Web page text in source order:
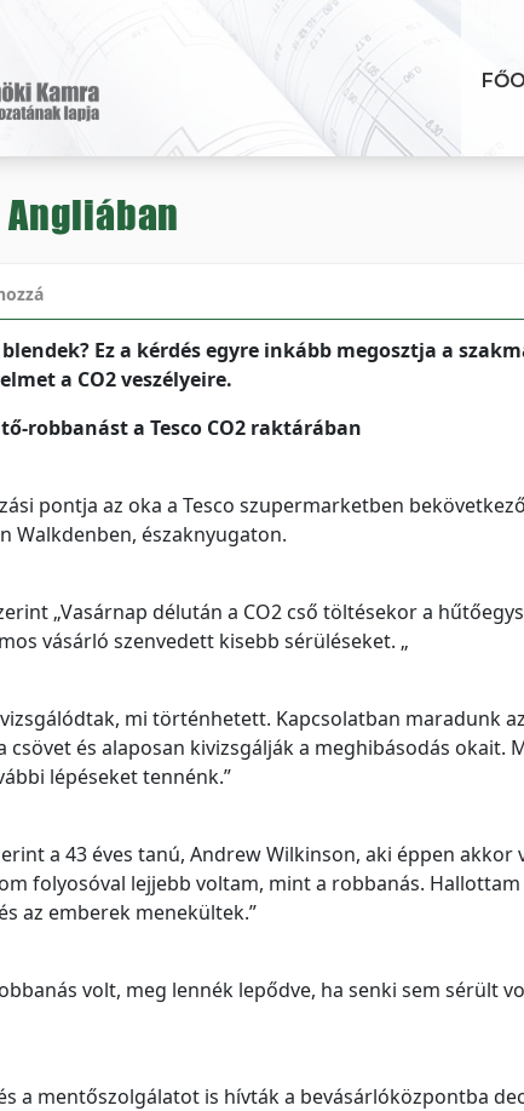
Angliában
Ez a kérdés egyre inkább megosztja a
a CO2 veszélyeire.
robbanást a Tesco CO2 raktárában
pontja az oka a Tesco szupermarketben
Walkdenben, északnyugaton.
„Vasárnap délután a CO2 cső töltésekor a
vásárló szenvedett kisebb sérüléseket. „
mi történhetett. Kapcsolatban maradunk
csövet és alaposan kivizsgálják a meghibásodás okait.
lépéseket tennénk.”
a 43 éves tanú, Andrew Wilkinson, aki éppen akkor
folyosóval lejjebb voltam, mint a robbanás.
az emberek menekültek.”
volt, meg lennék lepődve, ha senki sem sérült
a mentőszolgálatot is hívták a bevásárlóközpontba